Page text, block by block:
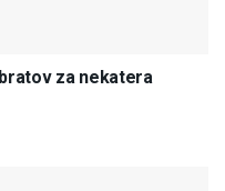
za nekatera